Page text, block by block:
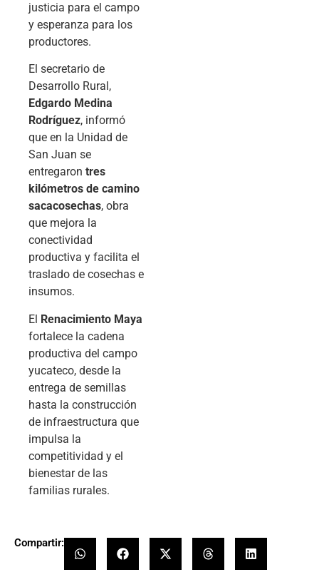
justicia para el campo
y esperanza para los
productores.
El secretario de
Desarrollo Rural,
Edgardo Medina
Rodríguez, informó
que en la Unidad de
San Juan se
entregaron tres
kilómetros de camino
sacacosechas, obra
que mejora la
conectividad
productiva y facilita el
traslado de cosechas e
insumos.
El Renacimiento Maya
fortalece la cadena
productiva del campo
yucateco, desde la
entrega de semillas
hasta la construcción
de infraestructura que
impulsa la
competitividad y el
bienestar de las
familias rurales.
Compartir: